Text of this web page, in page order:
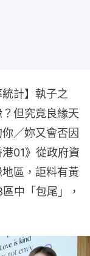
計】執子之
但究竟良緣天
／妳又會否因
01》從政府資
區，詎料有黃
中「包尾」，